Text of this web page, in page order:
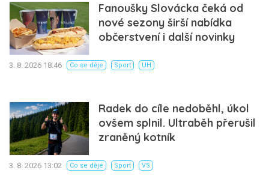
Fanoušky Slovácka čeká od
nové sezony širší nabídka
občerstvení i další novinky
3. 8. 2026 18:46 Co se děje Sport UH
Radek do cíle nedoběhl, úkol
ovšem splnil. Ultraběh přerušil
zraněný kotník
3. 8. 2026 13:02 Co se děje Sport VS